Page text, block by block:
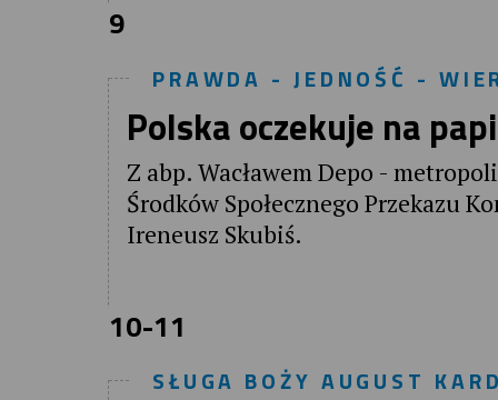
9
PRAWDA - JEDNOŚĆ -
Polska oczekuje na
Z abp. Wacławem Depo -
Środków Społecznego Przekazu
Ireneusz Skubiś.
10-11
SŁUGA BOŻY AUGUST